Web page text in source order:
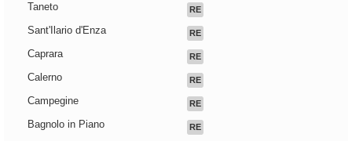
Taneto RE
Sant'Ilario d'Enza RE
Caprara RE
Calerno RE
Campegine RE
Bagnolo in Piano RE